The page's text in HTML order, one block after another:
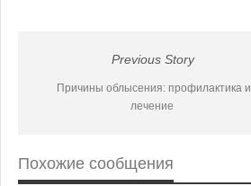
Previous Story
Причины облысения: профилактика и
лечение
Похожие сообщения